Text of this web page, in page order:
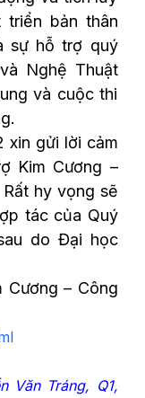
bản thân
sự hỗ trợ quý
Nghệ Thuật
và cuộc thi
xin gửi lời cảm
Kim Cương –
hy vọng sẽ
tác của Quý
do Đại học
Cương – Công
Văn Tráng, Q1,